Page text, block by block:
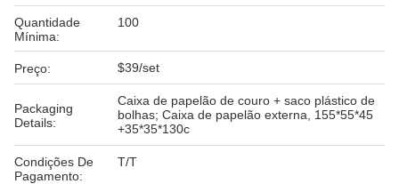
Quantidade
Mínima:
100
Preço: $39/set
Packaging
Details:
Caixa de papelão de couro + saco plástico de
bolhas; Caixa de papelão externa, 155*55*45
+35*35*130c
Condições De
Pagamento:
T/T